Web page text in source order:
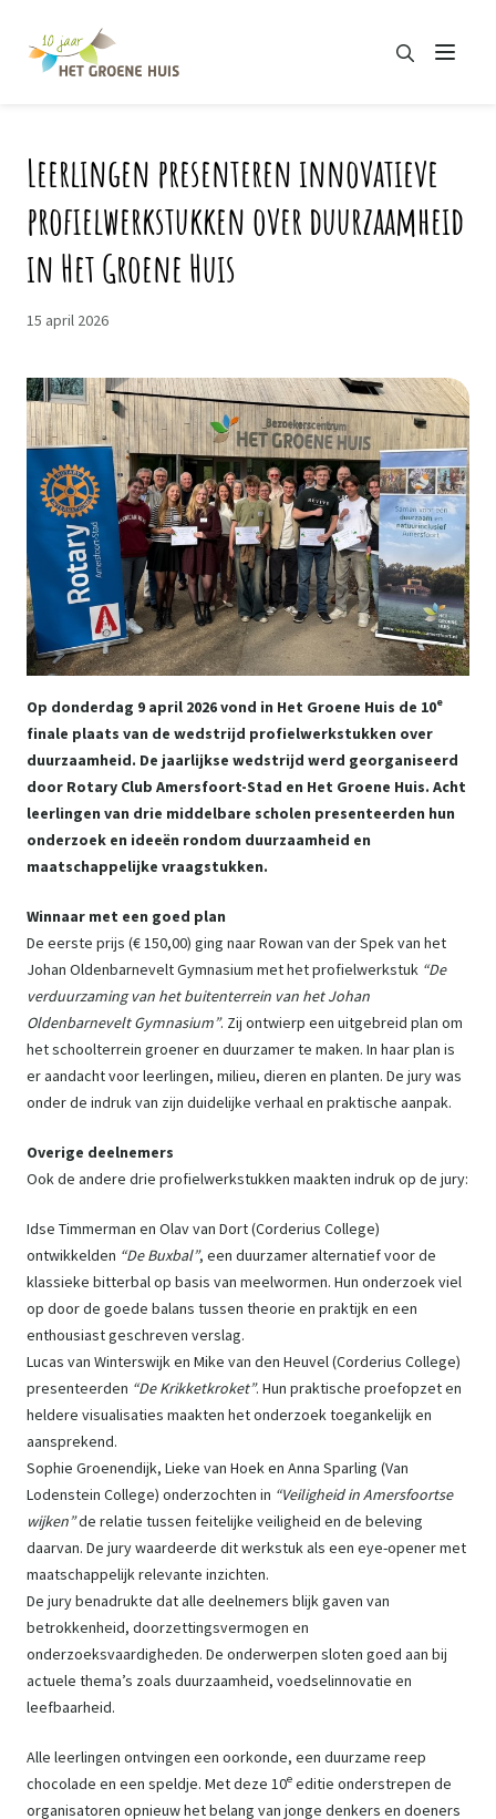
Menu
Zoeken
Leerlingen presenteren innovatieve
profielwerkstukken over duurzaamheid
in Het Groene Huis
15 april 2026
Op donderdag 9 april 2026 vond in Het Groene Huis de 10e
finale plaats van de wedstrijd profielwerkstukken over
duurzaamheid. De jaarlijkse wedstrijd werd georganiseerd
door Rotary Club Amersfoort-Stad en Het Groene Huis. Acht
leerlingen van drie middelbare scholen presenteerden hun
onderzoek en ideeën rondom duurzaamheid en
maatschappelijke vraagstukken.
Winnaar met een goed plan
De eerste prijs (€ 150,00) ging naar Rowan van der Spek van het
Johan Oldenbarnevelt Gymnasium met het profielwerkstuk “De
verduurzaming van het buitenterrein van het Johan
Oldenbarnevelt Gymnasium”. Zij ontwierp een uitgebreid plan om
het schoolterrein groener en duurzamer te maken. In haar plan is
er aandacht voor leerlingen, milieu, dieren en planten. De jury was
onder de indruk van zijn duidelijke verhaal en praktische aanpak.
Overige deelnemers
Ook de andere drie profielwerkstukken maakten indruk op de jury:
Idse Timmerman en Olav van Dort (Corderius College)
ontwikkelden “De Buxbal”, een duurzamer alternatief voor de
klassieke bitterbal op basis van meelwormen. Hun onderzoek viel
op door de goede balans tussen theorie en praktijk en een
enthousiast geschreven verslag.
Lucas van Winterswijk en Mike van den Heuvel (Corderius College)
presenteerden “De Krikketkroket”. Hun praktische proefopzet en
heldere visualisaties maakten het onderzoek toegankelijk en
aansprekend.
Sophie Groenendijk, Lieke van Hoek en Anna Sparling (Van
Lodenstein College) onderzochten in “Veiligheid in Amersfoortse
wijken”de relatie tussen feitelijke veiligheid en de beleving
daarvan. De jury waardeerde dit werkstuk als een eye-opener met
maatschappelijk relevante inzichten.
De jury benadrukte dat alle deelnemers blijk gaven van
betrokkenheid, doorzettingsvermogen en
onderzoeksvaardigheden. De onderwerpen sloten goed aan bij
actuele thema’s zoals duurzaamheid, voedselinnovatie en
leefbaarheid.
Alle leerlingen ontvingen een oorkonde, een duurzame reep
chocolade en een speldje. Met deze 10e editie onderstrepen de
organisatoren opnieuw het belang van jonge denkers en doeners